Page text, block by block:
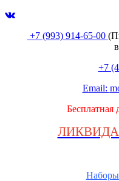
+7 (993) 914-65-00
+7
Email:
Бесплатная